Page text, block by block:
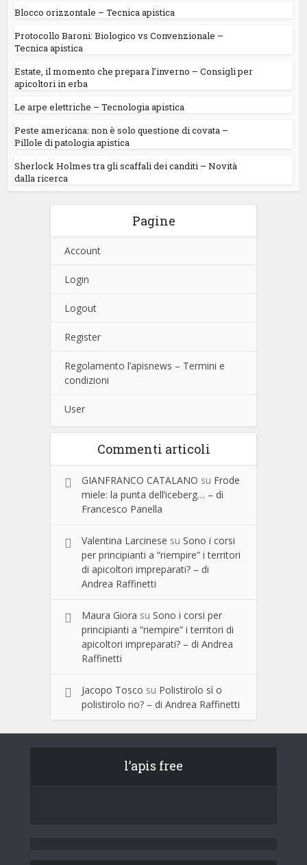
Blocco orizzontale – Tecnica apistica
Protocollo Baroni: Biologico vs Convenzionale –
Tecnica apistica
Estate, il momento che prepara l’inverno – Consigli per
apicoltori in erba
Le arpe elettriche – Tecnologia apistica
Peste americana: non è solo questione di covata –
Pillole di patologia apistica
Sherlock Holmes tra gli scaffali dei canditi – Novità
dalla ricerca
Pagine
Account
Login
Logout
Register
Regolamento l’apisnews – Termini e
condizioni
User
Commenti articoli
GIANFRANCO CATALANO su Frode
miele: la punta dell’iceberg… – di
Francesco Panella
Valentina Larcinese su Sono i corsi
per principianti a “riempire” i territori
di apicoltori impreparati? – di
Andrea Raffinetti
Maura Giora su Sono i corsi per
principianti a “riempire” i territori di
apicoltori impreparati? – di Andrea
Raffinetti
Jacopo Tosco su Polistirolo sì o
polistirolo no? – di Andrea Raffinetti
l’apis free